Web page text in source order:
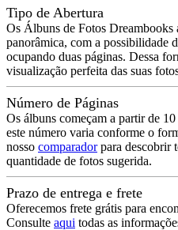
Tipo de Abertura
Os Álbuns de Fotos Dreambooks
panorâmica, com a possibilidade
ocupando duas páginas. Dessa
visualização perfeita das suas
Número de Páginas
Os álbuns começam a partir de
este número varia conforme o
nosso comparadorpara descobrir
quantidade de fotos sugerida.
Prazo de entrega e frete
Oferecemos frete grátis para
Consulte aqui todas as